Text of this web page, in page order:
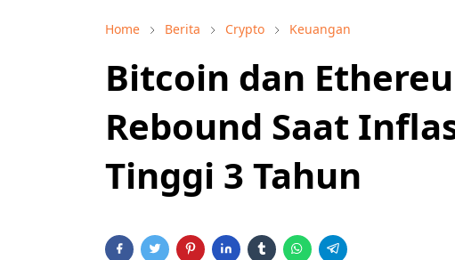
Home Berita Crypto Keuangan
Bitcoin dan
Rebound Saat
Tinggi 3 Tahun